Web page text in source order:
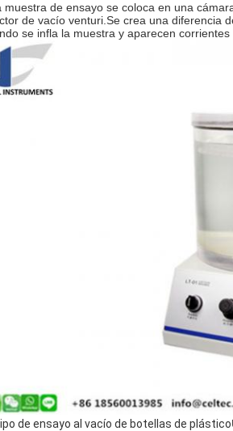
muestra de ensayo se coloca en una
de vacío venturi.Se crea una diferencia
se infla la muestra y aparecen corrientes
de ensayo al vacío de botellas de plástico